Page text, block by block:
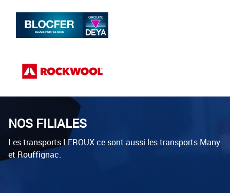
NOS FILIALES
Les transports LEROUX ce sont aussi les transports Many
et Rouffignac.